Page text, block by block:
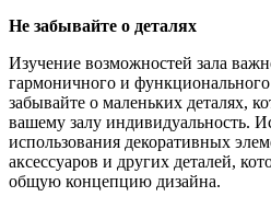
Не забывайте о деталях
Изучение возможностей зала
гармоничного и
забывайте о маленьких деталях,
вашему залу индивидуальность.
использования декоративных
аксессуаров и других деталей,
общую концепцию дизайна.